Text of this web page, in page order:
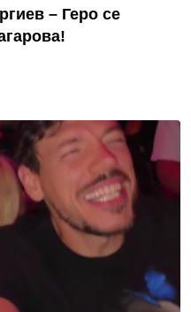
– Геро се